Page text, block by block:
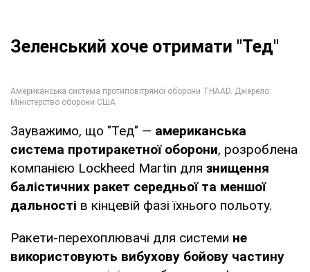
Зеленський хоче отримати "Тед"
Зауважимо, що "Тед" — американська
система протиракетної оборони, розроблена
компанією Lockheed Martin для знищення
балістичних ракет середньої та меншої
дальності в кінцевій фазі їхнього польоту.
Ракети-перехоплювачі для системи не
використовують вибухову бойову частину